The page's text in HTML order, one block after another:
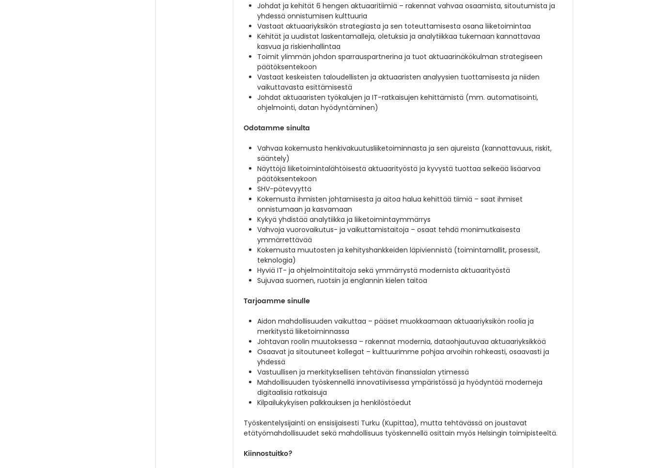
Johdat ja kehität 6 hengen aktuaaritiimiä – rakennat vahvaa osaamista, sitoutumista ja
yhdessä onnistumisen kulttuuria
Vastaat aktuaariyksikön strategiasta ja sen toteuttamisesta osana liiketoimintaa
Kehität ja uudistat laskentamalleja, oletuksia ja analytiikkaa tukemaan kannattavaa
kasvua ja riskienhallintaa
Toimit ylimmän johdon sparrauspartnerina ja tuot aktuaarinäkökulman strategiseen
päätöksentekoon
Vastaat keskeisten taloudellisten ja aktuaaristen analyysien tuottamisesta ja niiden
vaikuttavasta esittämisestä
Johdat aktuaaristen työkalujen ja IT-ratkaisujen kehittämistä (mm. automatisointi,
ohjelmointi, datan hyödyntäminen)
Odotamme sinulta
Vahvaa kokemusta henkivakuutusliiketoiminnasta ja sen ajureista (kannattavuus, riskit,
sääntely)
Näyttöjä liiketoimintalähtöisestä aktuaarityöstä ja kyvystä tuottaa selkeää lisäarvoa
päätöksentekoon
SHV-pätevyyttä
Kokemusta ihmisten johtamisesta ja aitoa halua kehittää tiimiä – saat ihmiset
onnistumaan ja kasvamaan
Kykyä yhdistää analytiikka ja liiketoimintaymmärrys
Vahvoja vuorovaikutus- ja vaikuttamistaitoja – osaat tehdä monimutkaisesta
ymmärrettävää
Kokemusta muutosten ja kehityshankkeiden läpiviennistä (toimintamallit, prosessit,
teknologia)
Hyviä IT- ja ohjelmointitaitoja sekä ymmärrystä modernista aktuaarityöstä
Sujuvaa suomen, ruotsin ja englannin kielen taitoa
Tarjoamme sinulle
Aidon mahdollisuuden vaikuttaa – pääset muokkaamaan aktuaariyksikön roolia ja
merkitystä liiketoiminnassa
Johtavan roolin muutoksessa – rakennat modernia, dataohjautuvaa aktuaariyksikköä
Osaavat ja sitoutuneet kollegat – kulttuurimme pohjaa arvoihin rohkeasti, osaavasti ja
yhdessä
Vastuullisen ja merkityksellisen tehtävän finanssialan ytimessä
Mahdollisuuden työskennellä innovatiivisessa ympäristössä ja hyödyntää moderneja
digitaalisia ratkaisuja
Kilpailukykyisen palkkauksen ja henkilöstöedut
Työskentelysijainti on ensisijaisesti Turku (Kupittaa), mutta tehtävässä on joustavat
etätyömahdollisuudet sekä mahdollisuus työskennellä osittain myös Helsingin toimipisteeltä.
Kiinnostuitko?